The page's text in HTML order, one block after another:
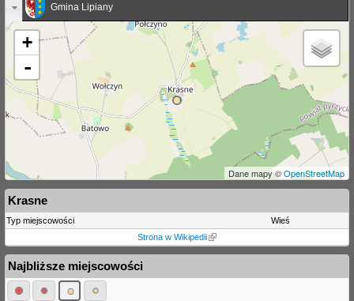
Gmina Lipiany
+
-
Dane mapy ©OpenStreetMap
Krasne
Typ miejscowości
Wieś
Strona w Wikipedii
Najbliższe miejscowości